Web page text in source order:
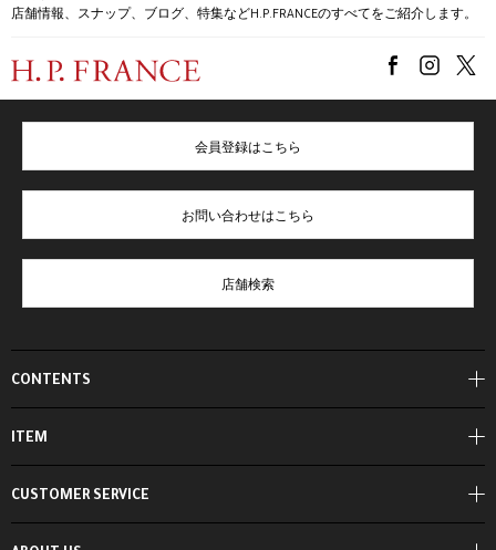
店舗情報、スナップ、ブログ、特集などH.P.FRANCEのすべてをご紹介します。
CONTENTS
ITEM
会員登録はこちら
お問い合わせはこちら
店舗検索
CUSTOMER SERVICE